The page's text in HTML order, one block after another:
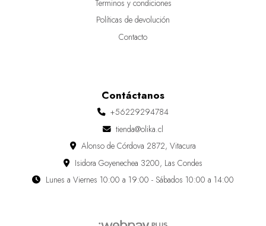
Terminos y condiciones
Políticas de devolución
Contacto
Contáctanos
+56229294784
tienda@olika.cl
Alonso de Córdova 2872, Vitacura
Isidora Goyenechea 3200, Las Condes
Lunes a Viernes 10:00 a 19:00 - Sábados 10:00 a 14:00